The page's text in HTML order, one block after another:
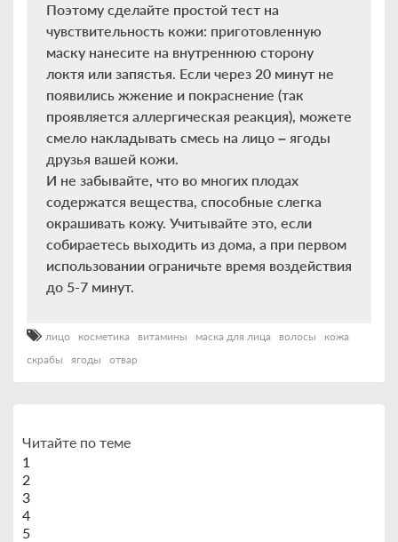
Поэтому сделайте простой тест на
чувствительность кожи: приготовленную
маску нанесите на внутреннюю сторону
локтя или запястья. Если через 20 минут не
появились жжение и покраснение (так
проявляется аллергическая реакция), можете
смело накладывать смесь на лицо – ягоды
друзья вашей кожи.
И не забывайте, что во многих плодах
содержатся вещества, способные слегка
окрашивать кожу. Учитывайте это, если
собираетесь выходить из дома, а при первом
использовании ограничьте время воздействия
до 5-7 минут.
лицо косметика витамины маска для лица волосы
кожа
скрабы
ягоды отвар
Читайте по теме
1
2
3
4
5